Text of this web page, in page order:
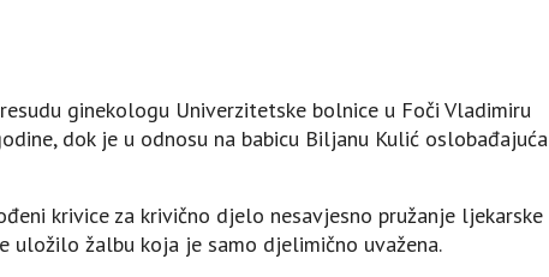
ginekologu Univerzitetske bolnice u Foči Vladimiru
dok je u odnosu na babicu Biljanu Kulić oslobađajuća
krivice za krivično djelo nesavjesno pružanje ljekarske
uložilo žalbu koja je samo djelimično uvažena.